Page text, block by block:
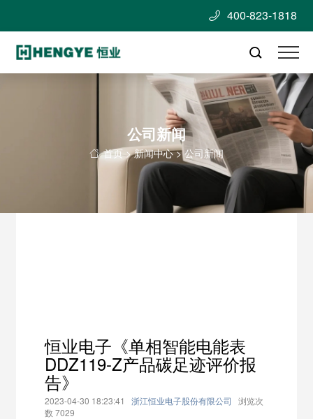
 400-823-1818

公司新闻
 首页 >新闻中心>公司新闻
恒业电子《单相智能电能表
DDZ119-Z产品碳足迹评价报
告》
2023-04-30 18:23:41 浙江恒业电子股份有限公司
浏览次
数 7029